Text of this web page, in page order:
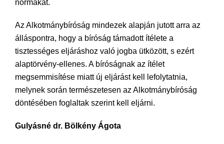
normákat.
Az Alkotmánybíróság mindezek alapján jutott arra az
álláspontra, hogy a bíróság támadott ítélete a
tisztességes eljáráshoz való jogba ütközött, s ezért
alaptörvény-ellenes. A bíróságnak az ítélet
megsemmisítése miatt új eljárást kell lefolytatnia,
melynek során természetesen az Alkotmánybíróság
döntésében foglaltak szerint kell eljárni.
Gulyásné dr. Bölkény Ágota